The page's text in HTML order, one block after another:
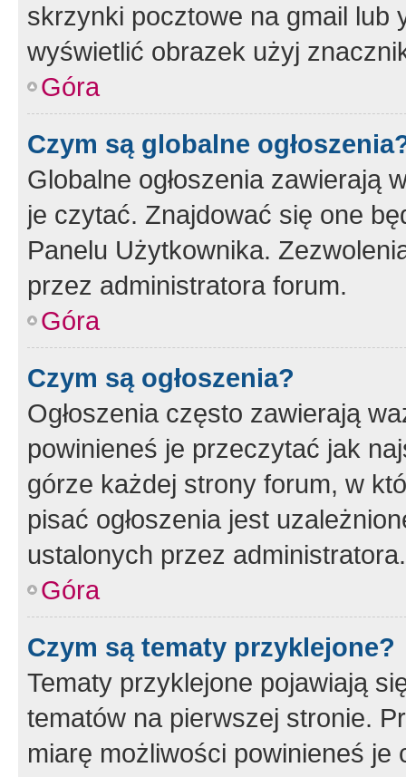
skrzynki pocztowe na gmail lub
wyświetlić obrazek użyj
Góra
Czym są globalne
Globalne ogłoszenia zawierają
je czytać. Znajdować się one
Panelu Użytkownika.
przez administratora forum.
Góra
Czym są ogłoszenia?
Ogłoszenia często zawierają
powinieneś je przeczytać jak
górze każdej strony forum, w
pisać ogłoszenia jest
ustalonych przez administratora.
Góra
Czym są tematy przyklejone?
Tematy przyklejone pojawiają
tematów na pierwszej stronie.
miarę możliwości powinieneś je